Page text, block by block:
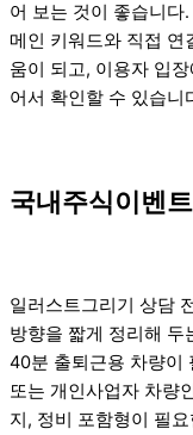
어 보는 것이 좋습니
메인 키워드와 직접 연
움이 되고, 이용자 입
어서 확인할 수 있습
국내주식이벤
일러스트그리기 상담
방향을 짧게 정리해
40분 출퇴근용 차량이
또는 개인사업자 차량
지, 정비 포함형이 필